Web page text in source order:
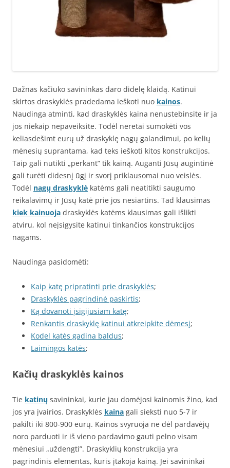
Dažnas kačiuko savininkas daro didelę klaidą. Katinui
skirtos draskyklės pradedama ieškoti nuo kainos.
Naudinga atminti, kad draskyklės kaina nenustebinsite ir ja
jos niekaip nepaveiksite. Todėl neretai sumokėti vos
keliasdešimt eurų už draskyklę nagų galandimui, po kelių
mėnesių suprantama, kad teks ieškoti kitos konstrukcijos.
Taip gali nutikti „perkant” tik kainą. Auganti Jūsų augintinė
gali turėti didesnį ūgį ir svorį priklausomai nuo veislės.
Todėl nagų draskyklė katėms gali neatitikti saugumo
reikalavimų ir Jūsų katė prie jos nesiartins. Tad klausimas
kiek kainuoja draskyklės katėms klausimas gali išlikti
atviru, kol neįsigysite katinui tinkančios konstrukcijos
nagams.
Naudinga pasidomėti:
Kaip katę pripratinti prie draskyklės;
Draskyklės pagrindinė paskirtis;
Ką dovanoti įsigijusiam katę;
Renkantis draskyklę katinui atkreipkite dėmesį;
Kodel katės gadina baldus;
Laimingos katės;
Kačių draskyklės kainos
Tie katinų savininkai, kurie jau domėjosi kainomis žino, kad
jos yra įvairios. Draskyklės kaina gali sieksti nuo 5-7 ir
pakilti iki 800-900 eurų. Kainos svyruoja ne dėl pardavėjų
noro parduoti ir iš vieno pardavimo gauti pelno visam
mėnesiui „uždengti”. Draskyklių konstrukcija yra
pagrindinis elementas, kuris įtakoja kainą. Jei savininkai